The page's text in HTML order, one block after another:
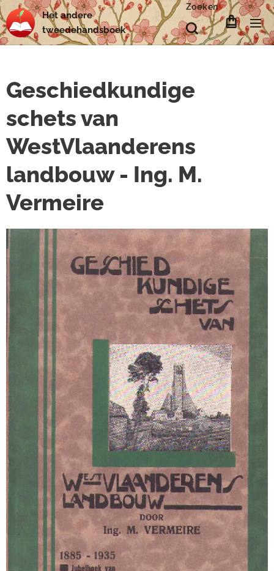
Hetandere
tweedehandsboek
Zoeken
Geschiedkundige
schets van
WestVlaanderens
landbouw - Ing. M.
Vermeire